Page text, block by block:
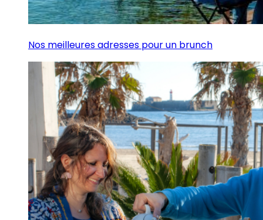
Nos meilleures adresses pour un brunch